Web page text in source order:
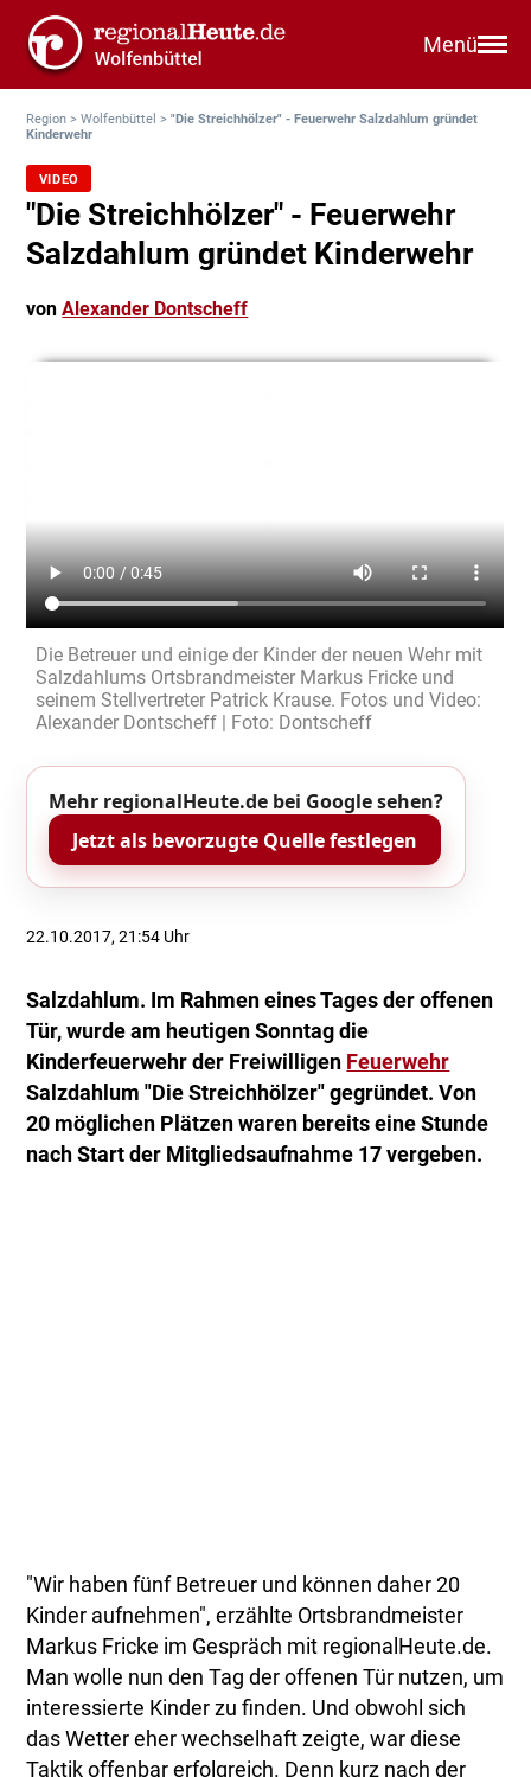
Menü
Region >Wolfenbüttel >"Die Streichhölzer" - Feuerwehr Salzdahlum gründet
Kinderwehr
VIDEO
"Die Streichhölzer" - Feuerwehr
Salzdahlum gründet Kinderwehr
vonAlexander Dontscheff
Die Betreuer und einige der Kinder der neuen Wehr mit
Salzdahlums Ortsbrandmeister Markus Fricke und
seinem Stellvertreter Patrick Krause. Fotos und Video:
Alexander Dontscheff | Foto: Dontscheff
Mehr regionalHeute.de bei Google sehen?
Jetzt als bevorzugte Quelle festlegen
22.10.2017, 21:54 Uhr
Salzdahlum. Im Rahmen eines Tages der offenen
Tür, wurde am heutigen Sonntag die
Kinderfeuerwehr der Freiwilligen Feuerwehr
Salzdahlum "Die Streichhölzer" gegründet. Von
20 möglichen Plätzen waren bereits eine Stunde
nach Start der Mitgliedsaufnahme 17 vergeben.
"Wir haben fünf Betreuer und können daher 20
Kinder aufnehmen", erzählte Ortsbrandmeister
Markus Fricke im Gespräch mit regionalHeute.de.
Man wolle nun den Tag der offenen Tür nutzen, um
interessierte Kinder zu finden. Und obwohl sich
das Wetter eher wechselhaft zeigte, war diese
Taktik offenbar erfolgreich. Denn kurz nach der